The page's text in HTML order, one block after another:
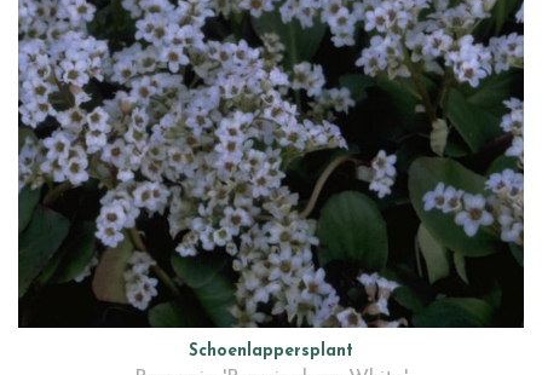
Schoenlappersplant